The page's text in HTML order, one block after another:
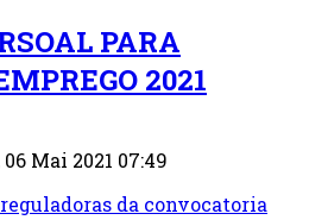
PARA
2021
Mai 2021 07:49
da convocatoria